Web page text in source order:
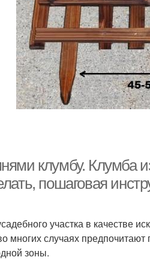
клумбу. Клумба
пошаговая
участка в качестве
многих случаях предпочитают
зоны.